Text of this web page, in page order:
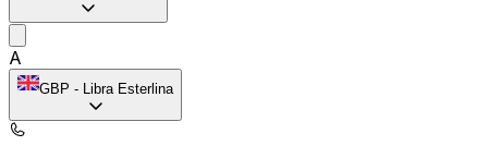
A
GBP - Libra Esterlina